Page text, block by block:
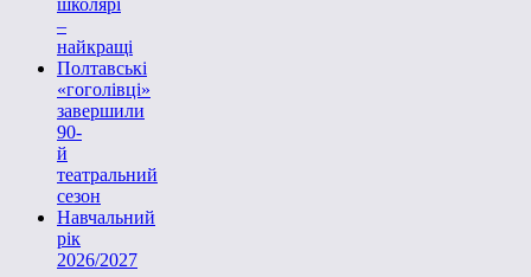
–
найкращі
Полтавські
«гоголівці»
завершили
90-
й
театральний
сезон
Навчальний
рік
2026/2027